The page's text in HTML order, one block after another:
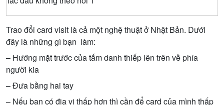
Trao đổi card visit là cả một nghệ thuật ở Nhật Bản. Dưới
đây là những gì bạn làm:
– Hướng mặt trước của tấm danh thiếp lên trên về phía
người kia
– Đưa bằng hai tay
– Nếu bạn có địa vị thấp hơn thì cần để card của mình thấp